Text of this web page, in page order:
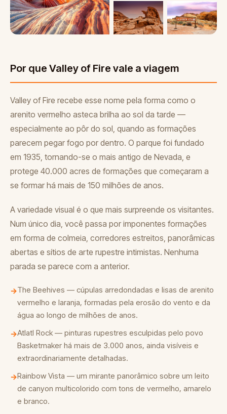
Por que Valley of Fire vale a viagem
Valley of Fire recebe esse nome pela forma como o
arenito vermelho asteca brilha ao sol da tarde —
especialmente ao pôr do sol, quando as formações
parecem pegar fogo por dentro. O parque foi fundado
em 1935, tornando-se o mais antigo de Nevada, e
protege 40.000 acres de formações que começaram a
se formar há mais de 150 milhões de anos.
A variedade visual é o que mais surpreende os visitantes.
Num único dia, você passa por imponentes formações
em forma de colmeia, corredores estreitos, panorâmicas
abertas e sítios de arte rupestre intimistas. Nenhuma
parada se parece com a anterior.
→The Beehives — cúpulas arredondadas e lisas de arenito
vermelho e laranja, formadas pela erosão do vento e da
água ao longo de milhões de anos.
→Atlatl Rock — pinturas rupestres esculpidas pelo povo
Basketmaker há mais de 3.000 anos, ainda visíveis e
extraordinariamente detalhadas.
→Rainbow Vista — um mirante panorâmico sobre um leito
de canyon multicolorido com tons de vermelho, amarelo
e branco.